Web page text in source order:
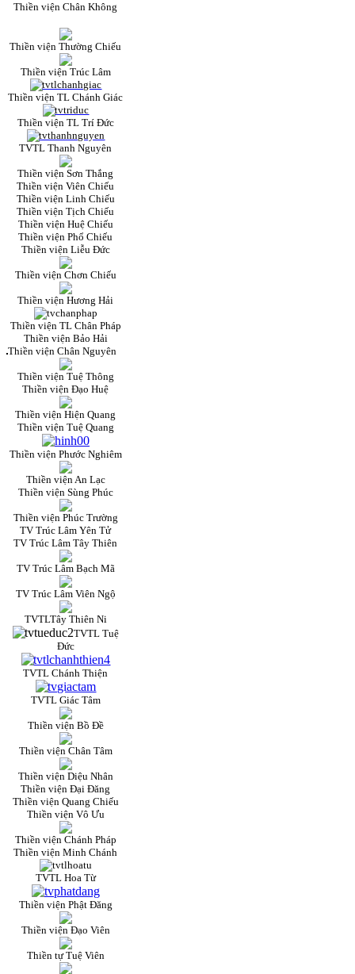
Thiền viện Chân Không
Thiền viện Thường Chiếu
Thiền viện Trúc Lâm
Thiền viện TL Chánh Giác
Thiền viện TL Trí Đức
TVTL Thanh Nguyên
Thiền viện Sơn Thắng
Thiền viện Viên Chiếu
Thiền viện Linh Chiếu
Thiền viện Tịch Chiếu
Thiền viện Huệ Chiếu
Thiền viện Phổ Chiếu
Thiền viện Liễu Đức
Thiền viện Chơn Chiếu
Thiền viện Hương Hải
Thiền viện TL Chân Pháp
Thiền viện Bảo Hải
Thiền viện Chân Nguyên
Thiền viện Tuệ Thông
Thiền viện Đạo Huệ
Thiền viện Hiện Quang
Thiền viện Tuệ Quang
Thiền viện Phước Nghiêm
Thiền viện An Lạc
Thiền viện Sùng Phúc
Thiền viện Phúc Trường
TV Trúc Lâm Yên Tử
TV Trúc Lâm Tây Thiên
TV Trúc Lâm Bạch Mã
TV Trúc Lâm Viên Ngộ
TVTLTây Thiên Ni
TVTL Tuệ
Đức
TVTL Chánh Thiện
TVTL Giác Tâm
Thiền viện Bồ Đề
Thiền viện Chân Tâm
Thiền viện Diệu Nhân
Thiền viện Đại Đăng
Thiền viện Quang Chiếu
Thiền viện Vô Ưu
Thiền viện Chánh Pháp
Thiền viện Minh Chánh
TVTL Hoa Từ
Thiền viện Phật Đăng
Thiền viện Đạo Viên
Thiền tự Tuệ Viên